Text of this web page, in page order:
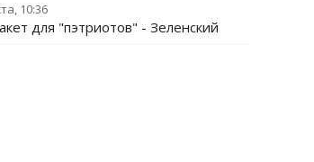
10:36
для "пэтриотов" - Зеленский